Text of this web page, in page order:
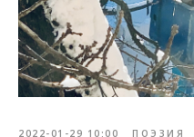
2022-01-29 10:00 ПОЭЗИЯ